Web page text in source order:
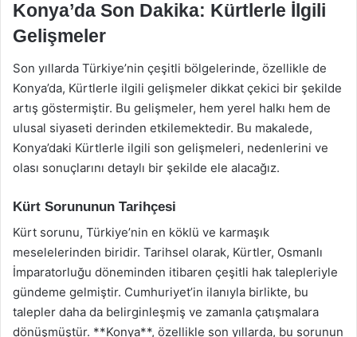
Konya’da Son Dakika: Kürtlerle İlgili
Gelişmeler
Son yıllarda Türkiye’nin çeşitli bölgelerinde, özellikle de
Konya’da, Kürtlerle ilgili gelişmeler dikkat çekici bir şekilde
artış göstermiştir. Bu gelişmeler, hem yerel halkı hem de
ulusal siyaseti derinden etkilemektedir. Bu makalede,
Konya’daki Kürtlerle ilgili son gelişmeleri, nedenlerini ve
olası sonuçlarını detaylı bir şekilde ele alacağız.
Kürt Sorununun Tarihçesi
Kürt sorunu, Türkiye’nin en köklü ve karmaşık
meselelerinden biridir. Tarihsel olarak, Kürtler, Osmanlı
İmparatorluğu döneminden itibaren çeşitli hak talepleriyle
gündeme gelmiştir. Cumhuriyet’in ilanıyla birlikte, bu
talepler daha da belirginleşmiş ve zamanla çatışmalara
dönüşmüştür. **Konya**, özellikle son yıllarda, bu sorunun